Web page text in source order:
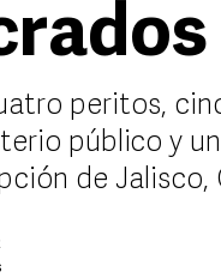
peritos,
público y
de Jalisco,